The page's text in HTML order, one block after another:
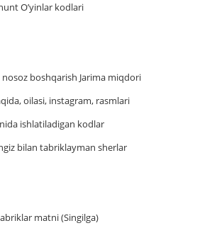
O’yinlar kodlari
boshqаrish Jаrimа miqdori
oilasi, instagram, rasmlari
ishlatiladigan kodlar
bilan tabriklayman sherlar
matni (Singilga)